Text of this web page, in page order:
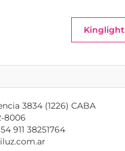
Kinglight
3834 (1226) CABA
8006
911 38251764